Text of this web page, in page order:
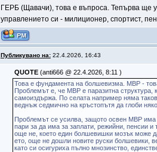
ГЕРБ (Щавачи), това е въпроса. Тепърва ще
управлението си - милиционер, спортист,
Публикувано на:22.4.2026, 16:43
QUOTE (anti666 @ 22.4.2026, 8:11 )
Toва е фундамента на болшевизма. МВР -
Проблемът е, че МВР е паразитна структура,
самоиздържа. По селата например няма
веднъж седмично на кръстопътя да глоби
Проблемът се усилва, защото освен МВР има
пари за да има за заплати, режийни, пенсии и
още не, което един болшевишки мозък може
ето, още не дошли новите руски болшевики,
като си осигуриха пълно мнозинство,